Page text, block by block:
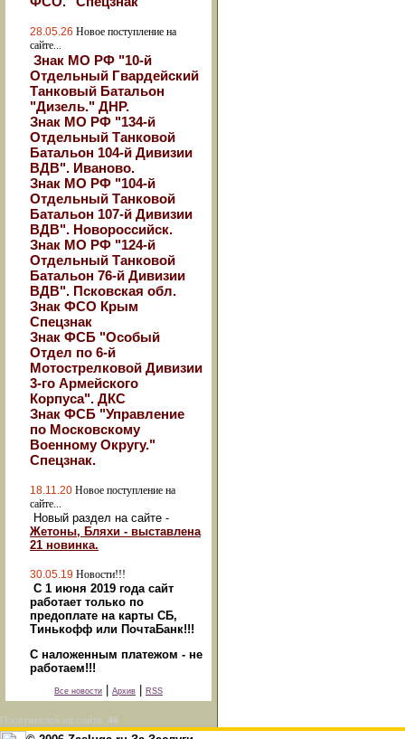
28.05.26 Новое поступление на
сайте...
Знак МО РФ "10-й
Отдельный Гвардейский
Танковый Батальон
"Дизель." ДНР.
Знак МО РФ "134-й
Отдельный Танковой
Батальон 104-й Дивизии
ВДВ". Иваново.
Знак МО РФ "104-й
Отдельный Танковой
Батальон 107-й Дивизии
ВДВ". Новороссийск.
Знак МО РФ "124-й
Отдельный Танковой
Батальон 76-й Дивизии
ВДВ". Псковская обл.
Знак ФСО Крым
Спецзнак
Знак ФСБ "Особый
Отдел по 6-й
Мотострелковой Дивизии
3-го Армейского
Корпуса". ДКС
Знак ФСБ "Управление
по Московскому
Военному Округу."
Спецзнак.
18.11.20 Новое поступление на
сайте...
Новый раздел на сайте -
Жетоны, Бляхи - выставлена
21 новинка.
30.05.19 Новости!!!
С 1 июня 2019 года сайт
работает только по
предоплате на карты СБ,
Тинькофф или ПочтаБанк!!!
С наложенным платежом - не
работаем!!!
Все новости Архив RSS
Посетителей на сайте: 46